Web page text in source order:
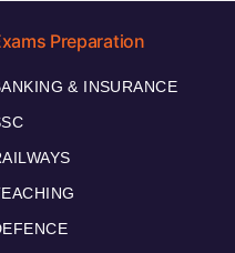
Preparation
& INSURANCE